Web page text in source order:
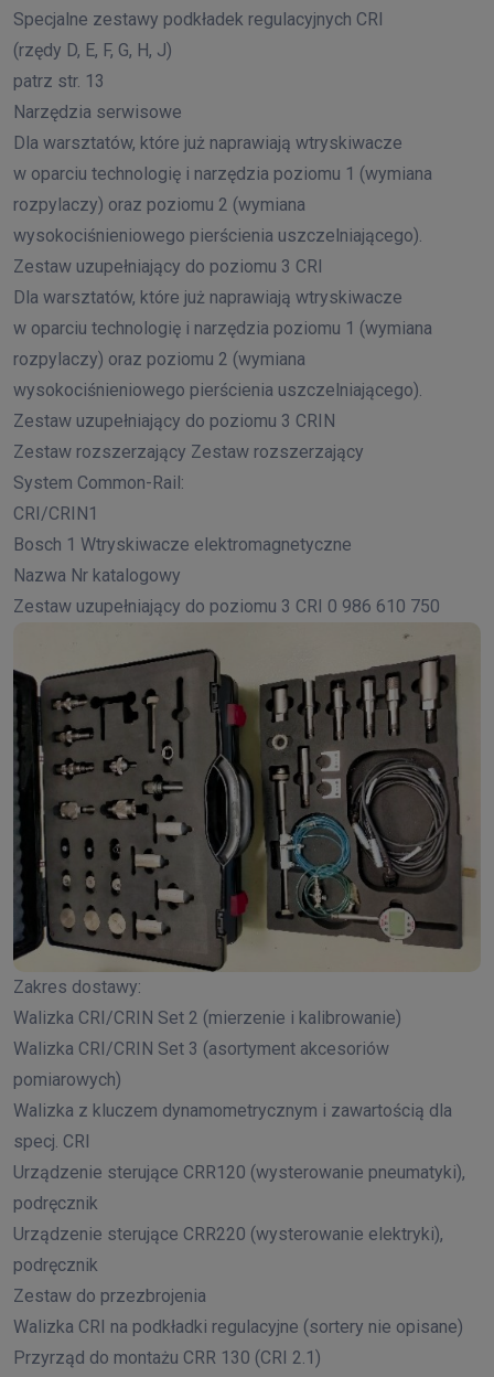
Specjalne zestawy podkładek regulacyjnych CRI
(rzędy D, E, F, G, H, J)
patrz str. 13
Narzędzia serwisowe
Dla warsztatów, które już naprawiają wtryskiwacze
w oparciu technologię i narzędzia poziomu 1 (wymiana
rozpylaczy) oraz poziomu 2 (wymiana
wysokociśnieniowego pierścienia uszczelniającego).
Zestaw uzupełniający do poziomu 3 CRI
Dla warsztatów, które już naprawiają wtryskiwacze
w oparciu technologię i narzędzia poziomu 1 (wymiana
rozpylaczy) oraz poziomu 2 (wymiana
wysokociśnieniowego pierścienia uszczelniającego).
Zestaw uzupełniający do poziomu 3 CRIN
Zestaw rozszerzający Zestaw rozszerzający
System Common-Rail:
CRI/CRIN1
Bosch 1 Wtryskiwacze elektromagnetyczne
Nazwa Nr katalogowy
Zestaw uzupełniający do poziomu 3 CRI 0 986 610 750
Zakres dostawy:
Walizka CRI/CRIN Set 2 (mierzenie i kalibrowanie)
Walizka CRI/CRIN Set 3 (asortyment akcesoriów
pomiarowych)
Walizka z kluczem dynamometrycznym i zawartością dla
specj. CRI
Urządzenie sterujące CRR120 (wysterowanie pneumatyki),
podręcznik
Urządzenie sterujące CRR220 (wysterowanie elektryki),
podręcznik
Zestaw do przezbrojenia
Walizka CRI na podkładki regulacyjne (sortery nie opisane)
Przyrząd do montażu CRR 130 (CRI 2.1)